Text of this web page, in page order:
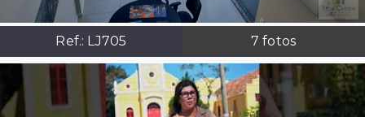
Ref.: LJ705 7 fotos